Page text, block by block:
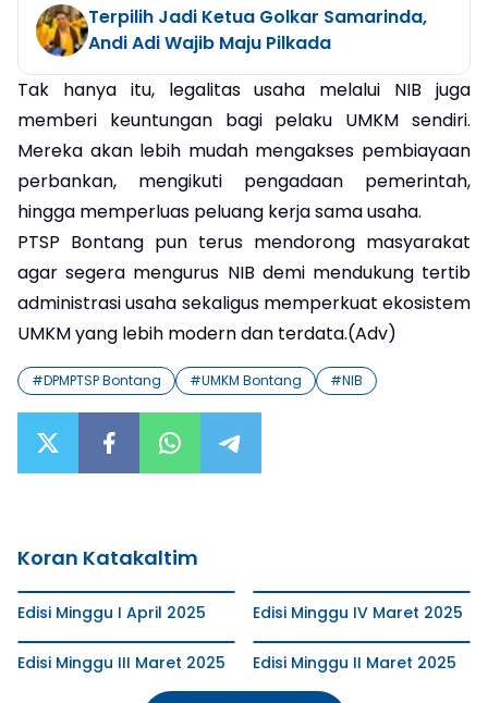
Terpilih Jadi Ketua Golkar Samarinda,
Andi Adi Wajib Maju Pilkada
Tak hanya itu, legalitas usaha melalui NIB juga
memberi keuntungan bagi pelaku UMKM sendiri.
Mereka akan lebih mudah mengakses pembiayaan
perbankan, mengikuti pengadaan pemerintah,
hingga memperluas peluang kerja sama usaha.
PTSP Bontang pun terus mendorong masyarakat
agar segera mengurus NIB demi mendukung tertib
administrasi usaha sekaligus memperkuat ekosistem
UMKM yang lebih modern dan terdata.(Adv)
#DPMPTSP Bontang #UMKM Bontang #NIB
Koran Katakaltim
Edisi Minggu I April 2025 Edisi Minggu IV Maret 2025
Edisi Minggu III Maret 2025 Edisi Minggu II Maret 2025